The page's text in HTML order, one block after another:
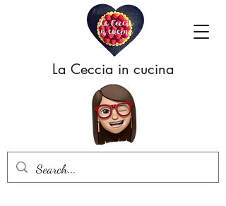
La Ceccia in cucina